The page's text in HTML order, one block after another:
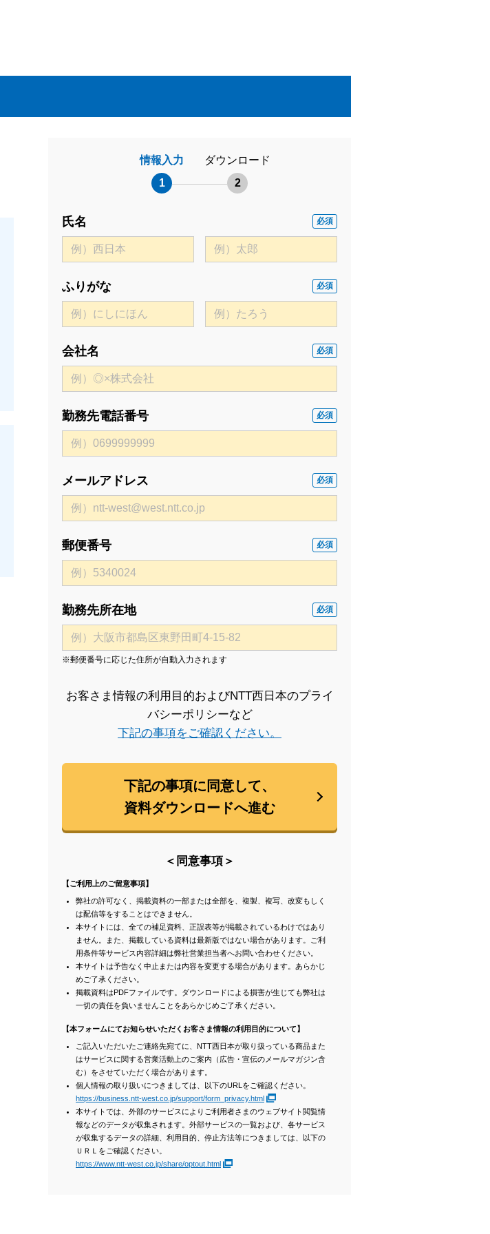
情報入力
1
ダウンロード
2
氏名 必須
ふりがな 必須
会社名 必須
勤務先電話番号 必須
メールアドレス 必須
郵便番号 必須
勤務先所在地 必須
※郵便番号に応じた住所が自動入力されます
お客さま情報の利用目的およびNTT西日本のプライ
バシーポリシーなど
下記の事項をご確認ください。
下記の事項に同意して、
資料ダウンロードへ進む
＜同意事項＞
【ご利用上のご留意事項】
弊社の許可なく、掲載資料の一部または全部を、複製、複写、改変もしく
は配信等をすることはできません。
本サイトには、全ての補足資料、正誤表等が掲載されているわけではあり
ません。また、掲載している資料は最新版ではない場合があります。ご利
用条件等サービス内容詳細は弊社営業担当者へお問い合わせください。
本サイトは予告なく中止または内容を変更する場合があります。あらかじ
めご了承ください。
掲載資料はPDFファイルです。ダウンロードによる損害が生じても弊社は
一切の責任を負いませんことをあらかじめご了承ください。
【本フォームにてお知らせいただくお客さま情報の利用目的について】
ご記入いただいたご連絡先宛てに、NTT西日本が取り扱っている商品また
はサービスに関する営業活動上のご案内（広告・宣伝のメールマガジン含
む）をさせていただく場合があります。
個人情報の取り扱いにつきましては、以下のURLをご確認ください。
https://business.ntt-west.co.jp/support/form_privacy.html
本サイトでは、外部のサービスによりご利用者さまのウェブサイト閲覧情
報などのデータが収集されます。外部サービスの一覧および、各サービス
が収集するデータの詳細、利用目的、停止方法等につきましては、以下の
ＵＲＬをご確認ください。
https://www.ntt-west.co.jp/share/optout.html